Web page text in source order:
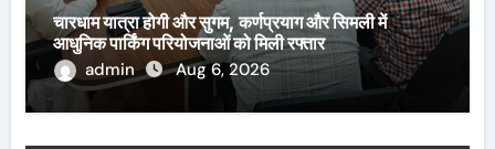
चारधाम यात्रा होगी और सुगम, कर्णप्रयाग और सिमली में
आधुनिक पार्किंग परियोजनाओं को मिली रफ्तार
admin
Aug 6, 2026